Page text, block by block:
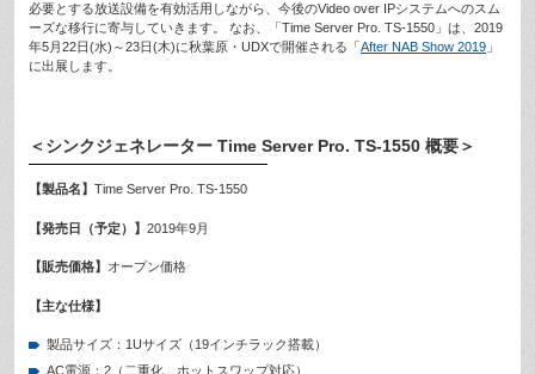
必要とする放送設備を有効活用しながら、今後のVideo over IPシステムへのスム
ーズな移行に寄与していきます。 なお、「Time Server Pro. TS-1550」は、2019
年5月22日(水)～23日(木)に秋葉原・UDXで開催される「 After NAB Show 2019 」
に出展します。
＜シンクジェネレーター Time Server Pro. TS-1550 概要＞
【製品名】 Time Server Pro. TS-1550
【発売日（予定）】 2019年9月
【販売価格】 オープン価格
【主な仕様】
製品サイズ：1Uサイズ（19インチラック搭載）
AC電源：2（二重化、ホットスワップ対応）